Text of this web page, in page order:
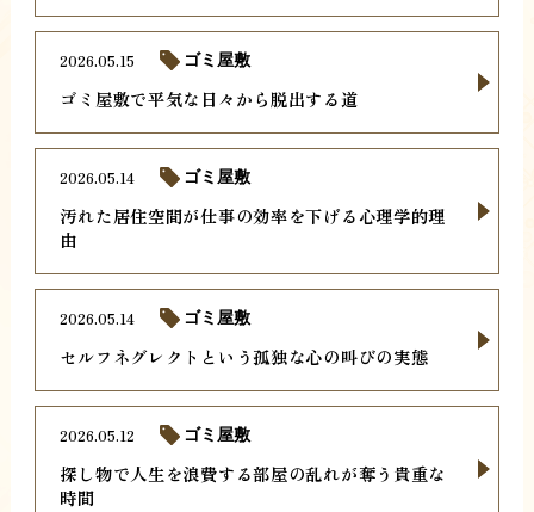
ゴミ屋敷で平気な日々から脱出する道
2026.05.15 ゴミ屋敷
汚れた居住空間が仕事の効率を下げる心理学的理
由
2026.05.14 ゴミ屋敷
セルフネグレクトという孤独な心の叫びの実態
2026.05.14 ゴミ屋敷
探し物で人生を浪費する部屋の乱れが奪う貴重な
時間
2026.05.12 ゴミ屋敷